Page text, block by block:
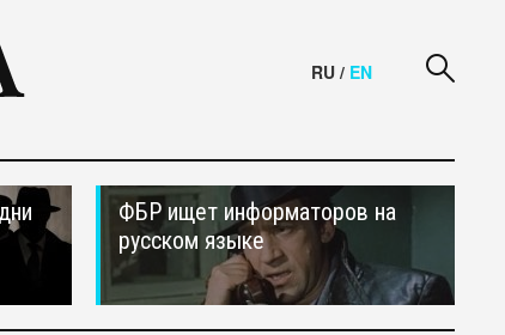
RU / EN
ФБР ищет информаторов на
русском языке